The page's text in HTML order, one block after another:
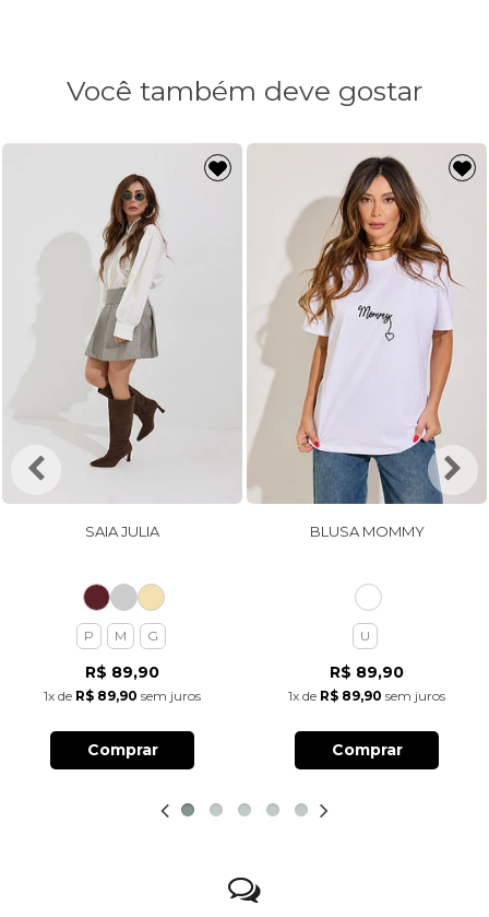
Você também deve gostar
SAIA JULIA
P M G
R$ 89,90
1x de R$ 89,90 sem juros
Comprar
BLUSA MOMMY
U
R$ 89,90
1x de R$ 89,90 sem juros
Comprar